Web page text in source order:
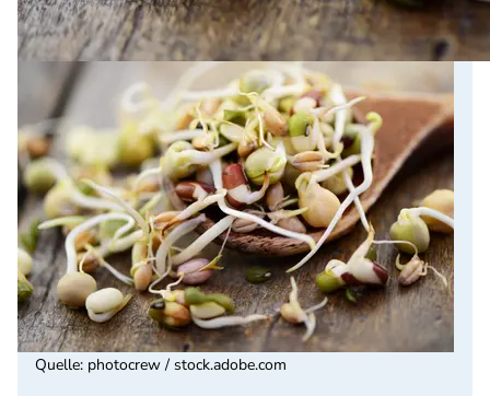
Quelle: photocrew / stock.adobe.com